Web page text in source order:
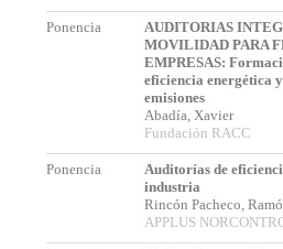
Ponencia
AUDITORIAS
MOVILIDAD PARA
EMPRESAS:
eficiencia energética
emisiones
Abadía, Xavier
Fundación RACC
Ponencia
Auditorías de
industria
Rincón Pacheco,
APPLUS